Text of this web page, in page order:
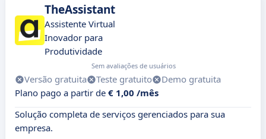
TheAssistant
Assistente Virtual
Inovador para
Produtividade
Sem avaliações de usuários
Versão gratuita Teste gratuito
Demo gratuita
Plano pago a partir de € 1,00 /mês
Solução completa de serviços gerenciados para sua
empresa.